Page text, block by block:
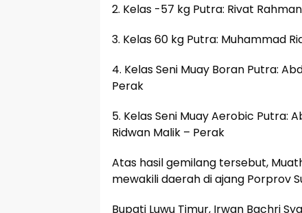
2. Kelas -57 kg Putra: Rivat
3. Kelas 60 kg Putra: Muhammad
4. Kelas Seni Muay Boran Putra:
Perak
5. Kelas Seni Muay Aerobic Putra:
Ridwan Malik – Perak
Atas hasil gemilang tersebut,
mewakili daerah di ajang Porprov
Bupati Luwu Timur, Irwan Bachri